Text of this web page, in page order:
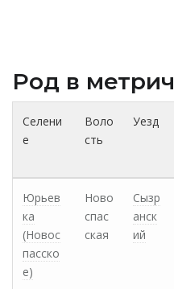
Род в
Селени
е
Воло
сть
Уезд
Юрьев
ка
(Новос
пасско
е)
Ново
спас
ская
Сызр
анск
ий